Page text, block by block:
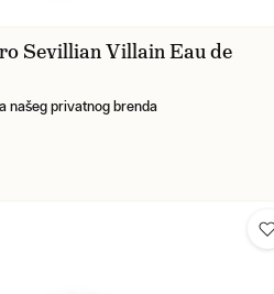
Sevillian Villain Eau de
našeg privatnog brenda